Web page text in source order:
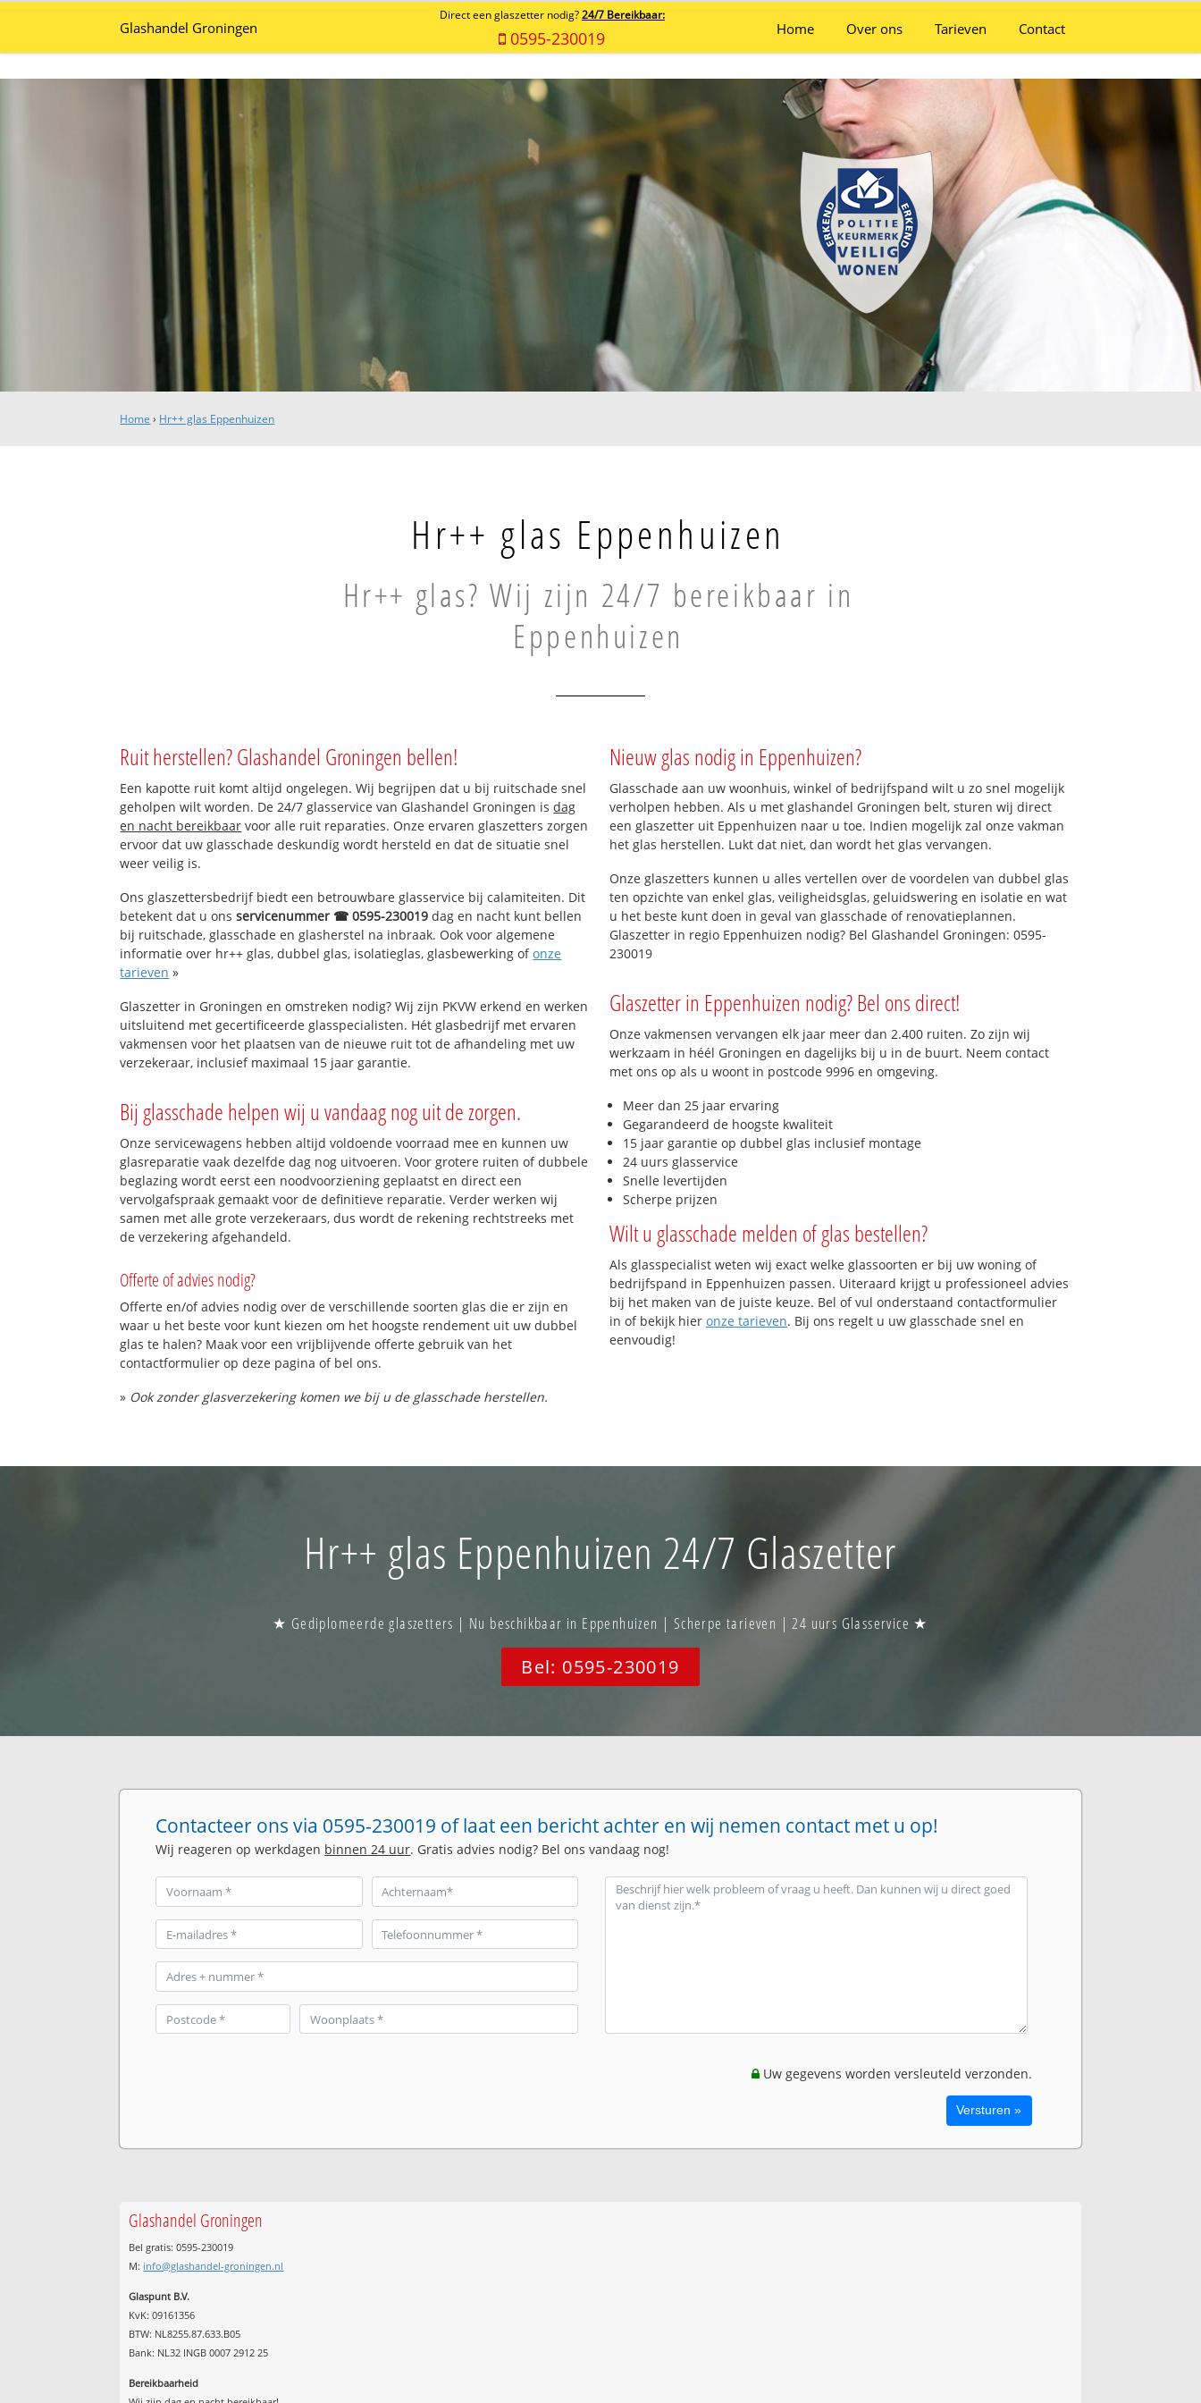
Glashandel Groningen
Direct een glaszetter nodig? 24/7 Bereikbaar:
0595-230019 Home Over ons Tarieven Contact
Home › Hr++ glas Eppenhuizen
Hr++ glas Eppenhuizen
Hr++ glas? Wij zijn 24/7 bereikbaar in
Eppenhuizen
Ruit herstellen? Glashandel Groningen bellen!
Een kapotte ruit komt altijd ongelegen. Wij begrijpen dat u bij ruitschade snel
geholpen wilt worden. De 24/7 glasservice van Glashandel Groningen isdag
en nacht bereikbaar voor alle ruit reparaties. Onze ervaren glaszetters zorgen
ervoor dat uw glasschade deskundig wordt hersteld en dat de situatie snel
weer veilig is.
Ons glaszettersbedrijf biedt een betrouwbare glasservice bij calamiteiten. Dit
betekent dat u onsservicenummer ☎ 0595-230019 dag en nacht kunt bellen
bij ruitschade, glasschade en glasherstel na inbraak. Ook voor algemene
informatie over hr++ glas, dubbel glas, isolatieglas, glasbewerking ofonze
tarieven »
Glaszetter in Groningen en omstreken nodig? Wij zijn PKVW erkend en werken
uitsluitend met gecertificeerde glasspecialisten. Hét glasbedrijf met ervaren
vakmensen voor het plaatsen van de nieuwe ruit tot de afhandeling met uw
verzekeraar, inclusief maximaal 15 jaar garantie.
Bij glasschade helpen wij u vandaag nog uit de zorgen.
Onze servicewagens hebben altijd voldoende voorraad mee en kunnen uw
glasreparatie vaak dezelfde dag nog uitvoeren. Voor grotere ruiten of dubbele
beglazing wordt eerst een noodvoorziening geplaatst en direct een
vervolgafspraak gemaakt voor de definitieve reparatie. Verder werken wij
samen met alle grote verzekeraars, dus wordt de rekening rechtstreeks met
de verzekering afgehandeld.
Offerte of advies nodig?
Offerte en/of advies nodig over de verschillende soorten glas die er zijn en
waar u het beste voor kunt kiezen om het hoogste rendement uit uw dubbel
glas te halen? Maak voor een vrijblijvende offerte gebruik van het
contactformulier op deze pagina of bel ons.
» Ook zonder glasverzekering komen we bij u de glasschade herstellen.
Nieuw glas nodig in Eppenhuizen?
Glasschade aan uw woonhuis, winkel of bedrijfspand wilt u zo snel mogelijk
verholpen hebben. Als u met glashandel Groningen belt, sturen wij direct
een glaszetter uit Eppenhuizen naar u toe. Indien mogelijk zal onze vakman
het glas herstellen. Lukt dat niet, dan wordt het glas vervangen.
Onze glaszetters kunnen u alles vertellen over de voordelen van dubbel glas
ten opzichte van enkel glas, veiligheidsglas, geluidswering en isolatie en wat
u het beste kunt doen in geval van glasschade of renovatieplannen.
Glaszetter in regio Eppenhuizen nodig? Bel Glashandel Groningen: 0595-
230019
Glaszetter in Eppenhuizen nodig? Bel ons direct!
Onze vakmensen vervangen elk jaar meer dan 2.400 ruiten. Zo zijn wij
werkzaam in héél Groningen en dagelijks bij u in de buurt. Neem contact
met ons op als u woont in postcode 9996 en omgeving.
Meer dan 25 jaar ervaring
Gegarandeerd de hoogste kwaliteit
15 jaar garantie op dubbel glas inclusief montage
24 uurs glasservice
Snelle levertijden
Scherpe prijzen
Wilt u glasschade melden of glas bestellen?
Als glasspecialist weten wij exact welke glassoorten er bij uw woning of
bedrijfspand in Eppenhuizen passen. Uiteraard krijgt u professioneel advies
bij het maken van de juiste keuze. Bel of vul onderstaand contactformulier
in of bekijk hier onze tarieven. Bij ons regelt u uw glasschade snel en
eenvoudig!
Hr++ glas Eppenhuizen 24/7 Glaszetter
★ Gediplomeerde glaszetters | Nu beschikbaar in Eppenhuizen | Scherpe tarieven | 24 uurs Glasservice ★
Bel: 0595-230019
Contacteer ons via 0595-230019 of laat een bericht achter en wij nemen contact met u op!
Wij reageren op werkdagen binnen 24 uur. Gratis advies nodig? Bel ons vandaag nog!
Uw gegevens worden versleuteld verzonden.
Glashandel Groningen
Bel gratis: 0595-230019
M: info@glashandel-groningen.nl
Glaspunt B.V.
KvK: 09161356
BTW: NL8255.87.633.B05
Bank: NL32 INGB 0007 2912 25
Bereikbaarheid